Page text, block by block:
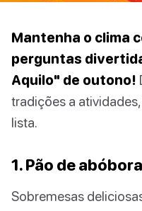
Mantenha o clima
perguntas
Aquilo" de outono!
tradições a
lista.
1. Pão de
Sobremesas